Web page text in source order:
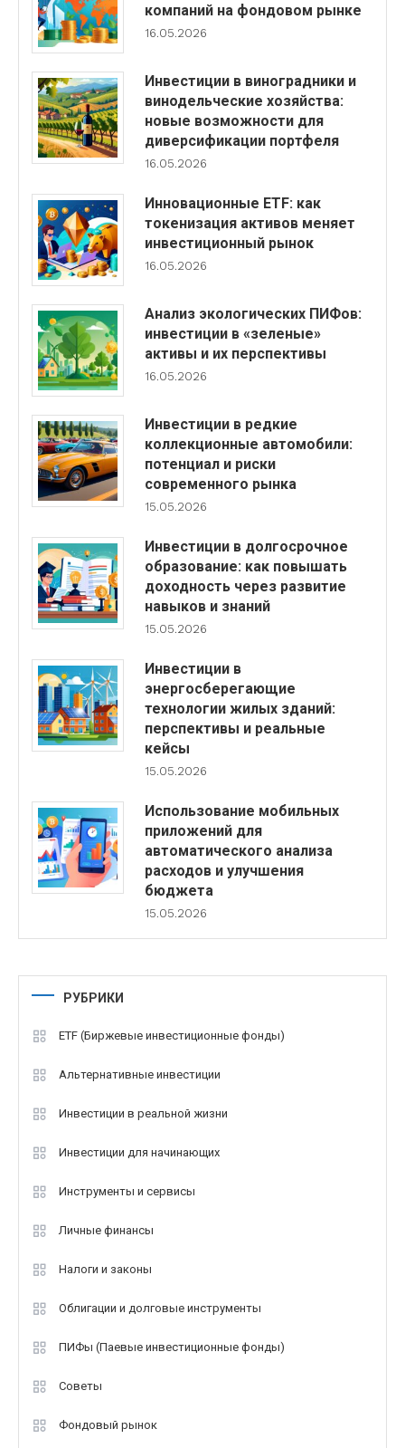
компаний на фондовом рынке
16.05.2026
Инвестиции в виноградники и
винодельческие хозяйства:
новые возможности для
диверсификации портфеля
16.05.2026
Инновационные ETF: как
токенизация активов меняет
инвестиционный рынок
16.05.2026
Анализ экологических ПИФов:
инвестиции в «зеленые»
активы и их перспективы
16.05.2026
Инвестиции в редкие
коллекционные автомобили:
потенциал и риски
современного рынка
15.05.2026
Инвестиции в долгосрочное
образование: как повышать
доходность через развитие
навыков и знаний
15.05.2026
Инвестиции в
энергосберегающие
технологии жилых зданий:
перспективы и реальные
кейсы
15.05.2026
Использование мобильных
приложений для
автоматического анализа
расходов и улучшения
бюджета
15.05.2026
РУБРИКИ
ETF (Биржевые инвестиционные фонды)
Альтернативные инвестиции
Инвестиции в реальной жизни
Инвестиции для начинающих
Инструменты и сервисы
Личные финансы
Налоги и законы
Облигации и долговые инструменты
ПИФы (Паевые инвестиционные фонды)
Советы
Фондовый рынок